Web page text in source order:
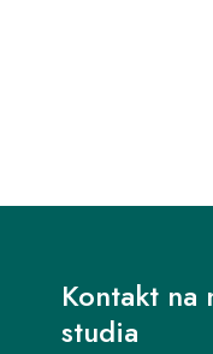
Kontakt na
studia